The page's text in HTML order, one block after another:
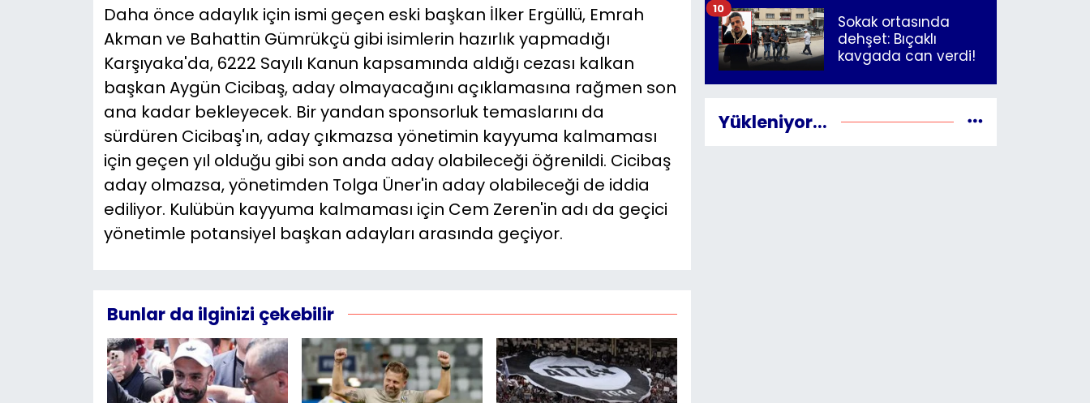
Daha önce adaylık için ismi geçen eski başkan İlker Ergüllü, Emrah
Akman ve Bahattin Gümrükçü gibi isimlerin hazırlık yapmadığı
Karşıyaka'da, 6222 Sayılı Kanun kapsamında aldığı cezası kalkan
başkan Aygün Cicibaş, aday olmayacağını açıklamasına rağmen son
ana kadar bekleyecek. Bir yandan sponsorluk temaslarını da
sürdüren Cicibaş'ın, aday çıkmazsa yönetimin kayyuma kalmaması
için geçen yıl olduğu gibi son anda aday olabileceği öğrenildi. Cicibaş
aday olmazsa, yönetimden Tolga Üner'in aday olabileceği de iddia
ediliyor. Kulübün kayyuma kalmaması için Cem Zeren'in adı da geçici
yönetimle potansiyel başkan adayları arasında geçiyor.
Bunlar da ilginizi çekebilir
İzmir"
Sokak ortasında
dehşet: Bıçaklı
kavgada can verdi!
10
Yükleniyor...